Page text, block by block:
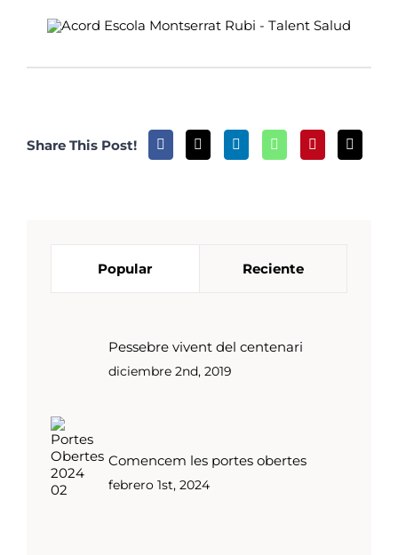
Share This Post!
Popular Reciente
Pessebre vivent del centenari
diciembre 2nd, 2019
Comencem les portes obertes
febrero 1st, 2024